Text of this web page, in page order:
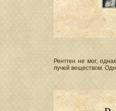
Рентген не мог,
лучей веществом.